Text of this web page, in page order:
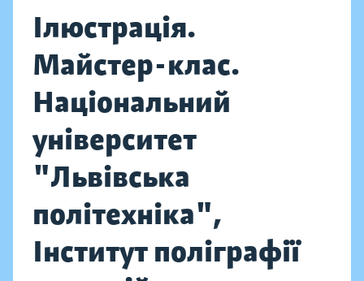
Ілюстрація.
Майстер-клас.
Національний
університет
"Львівська
політехніка",
Інститут поліграфії